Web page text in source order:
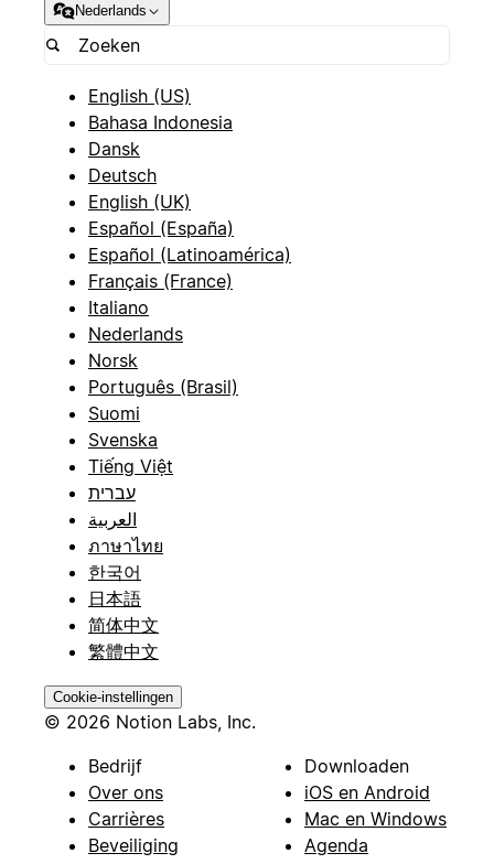
Nederlands
English (US)
Bahasa Indonesia
Dansk
Deutsch
English (UK)
Español (España)
Español (Latinoamérica)
Français (France)
Italiano
Nederlands
Norsk
Português (Brasil)
Suomi
Svenska
Tiếng Việt
עברית
العربية
ภาษาไทย
한국어
日本語
简体中文
繁體中文
Cookie-instellingen
© 2026 Notion Labs, Inc.
Bedrijf
Over ons
Carrières
Beveiliging
Downloaden
iOS en Android
Mac en Windows
Agenda